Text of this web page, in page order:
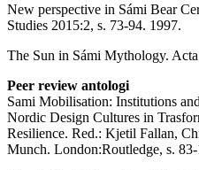
New perspective in Sámi Bear
Studies 2015:2, s. 73-94. 1997.
The Sun in Sámi Mythology.
Peer review antologi
Sami Mobilisation: Institutions
Nordic Design Cultures in
Resilience. Red.: Kjetil Fallan,
Munch. London:Routledge, s.